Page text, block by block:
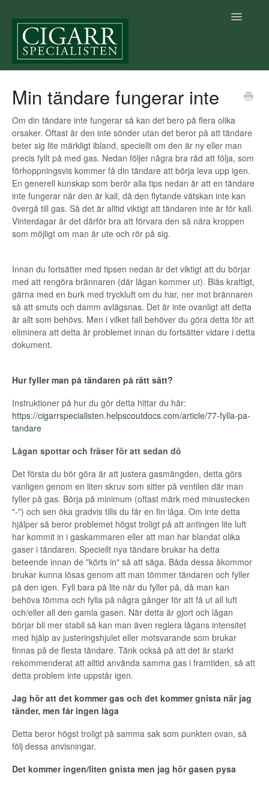
Toggle
Betalning & Leverans
Villkor
Vår e-handel
Allmänt
Kontakt
Min tändare fungerar inte
Om din tändare inte fungerar så kan det bero på flera olika
orsaker. Oftast är den inte sönder utan det beror på att tändare
beter sig lite märkligt ibland, speciellt om den är ny eller man
precis fyllt på med gas. Nedan följer några bra råd att följa, som
förhoppningsvis kommer få din tändare att börja leva upp igen.
En generell kunskap som berör alla tips nedan är att en tändare
inte fungerar när den är kall, då den flytande vätskan inte kan
övergå till gas. Så det är alltid viktigt att tändaren inte är för kall.
Vinterdagar är det därför bra att förvara den så nära kroppen
som möjligt om man är ute och rör på sig.
Innan du fortsätter med tipsen nedan är det viktigt att du börjar
med att rengöra brännaren (där lågan kommer ut). Blås kraftigt,
gärna med en burk med tryckluft om du har, ner mot brännaren
så att smuts och damm avlägsnas. Det är inte ovanligt att detta
är allt som behövs. Men i vilket fall behöver du göra detta för att
eliminera att detta är problemet innan du fortsätter vidare i detta
dokument.
Hur fyller man på tändaren på rätt sätt?
Instruktioner på hur du gör detta hittar du här:
https://cigarrspecialisten.helpscoutdocs.com/article/77-fylla-pa-
tandare
Lågan spottar och fräser för att sedan dö
Det första du bör göra är att justera gasmängden, detta görs
vanligen genom en liten skruv som sitter på ventilen där man
fyller på gas. Börja på minimum (oftast märk med minustecken
"-") och sen öka gradvis tills du får en fin låga. Om inte detta
hjälper så beror problemet högst troligt på att antingen lite luft
har kommit in i gaskammaren eller att man har blandat olika
gaser i tändaren. Speciellt nya tändare brukar ha detta
beteende innan de "körts in" så att säga. Båda dessa åkommor
brukar kunna lösas genom att man tömmer tändaren och fyller
på den igen. Fyll bara på lite när du fyller på, då man kan
behöva tömma och fylla på några gånger för att få ut all luft
och/eller all den gamla gasen. När detta är gjort och lågan
börjar bli mer stabil så kan man även reglera lågans intensitet
med hjälp av justeringshjulet eller motsvarande som brukar
finnas på de flesta tändare. Tänk också på att det är starkt
rekommenderat att alltid använda samma gas i framtiden, så att
detta problem inte uppstår igen.
Jag hör att det kommer gas och det kommer gnista när jag
tänder, men får ingen låga
Detta beror högst troligt på samma sak som punkten ovan, så
följ dessa anvisningar.
Det kommer ingen/liten gnista men jag hör gasen pysa